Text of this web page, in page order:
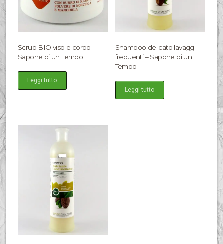
Scrub BIO viso e corpo –
Sapone di un Tempo
Leggi tutto
Shampoo delicato lavaggi
frequenti – Sapone di un
Tempo
Leggi tutto